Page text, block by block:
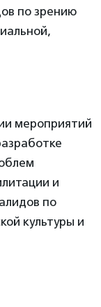
по зрению
мероприятий
и
по
культуры и